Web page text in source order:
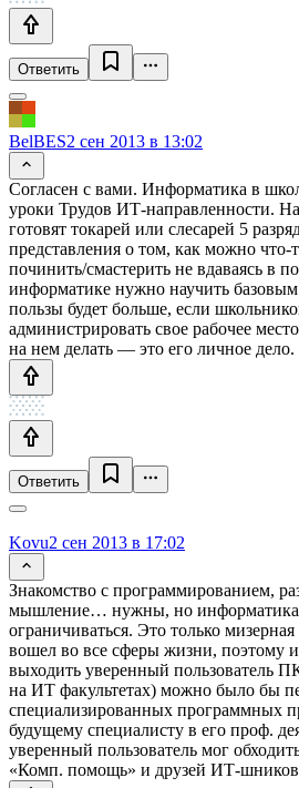
Ответить
BelBES2 сен 2013 в 13:02
Согласен с вами. Информатика в
уроки Трудов ИТ-направленности.
готовят токарей или слесарей 5
представления о том, как можно что-
починить/смастерить не вдаваясь в
информатике нужно научить
пользы будет больше, если
администрировать свое рабочее
на нем делать — это его личное дело.
Ответить
Kovu2 сен 2013 в 17:02
Знакомство с программированием,
мышление… нужны, но информатика
ограничиваться. Это только
вошел во все сферы жизни, поэтому
выходить уверенный пользователь
на ИТ факультетах) можно было бы
специализированных программных
будущему специалисту в его проф.
уверенный пользователь мог
«Комп. помощь» и друзей ИТ-